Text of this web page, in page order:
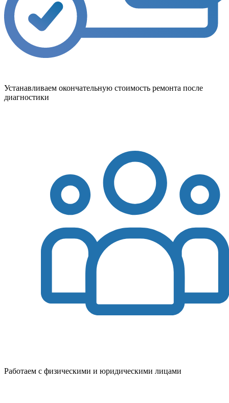
Устанавливаем окончательную стоимость ремонта после
диагностики
Работаем с физическими и юридическими лицами